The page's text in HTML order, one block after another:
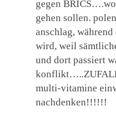
gegen
gehen sollen.
anschlag,
wird, weil
und dort passiert
multi-vitamine
nachdenken!!!!!!